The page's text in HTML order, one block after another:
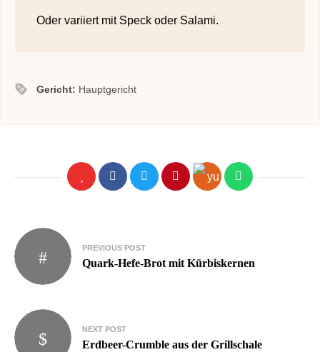
Oder variiert mit Speck oder Salami.
Gericht: Hauptgericht
PREVIOUS POST
Quark-Hefe-Brot mit Kürbiskernen
NEXT POST
Erdbeer-Crumble aus der Grillschale